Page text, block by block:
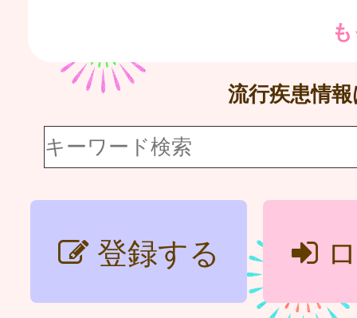
流行疾患情
登録する